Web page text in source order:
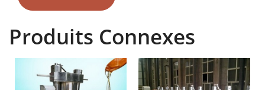
corps et une base en fonte, ce
Produits Connexes